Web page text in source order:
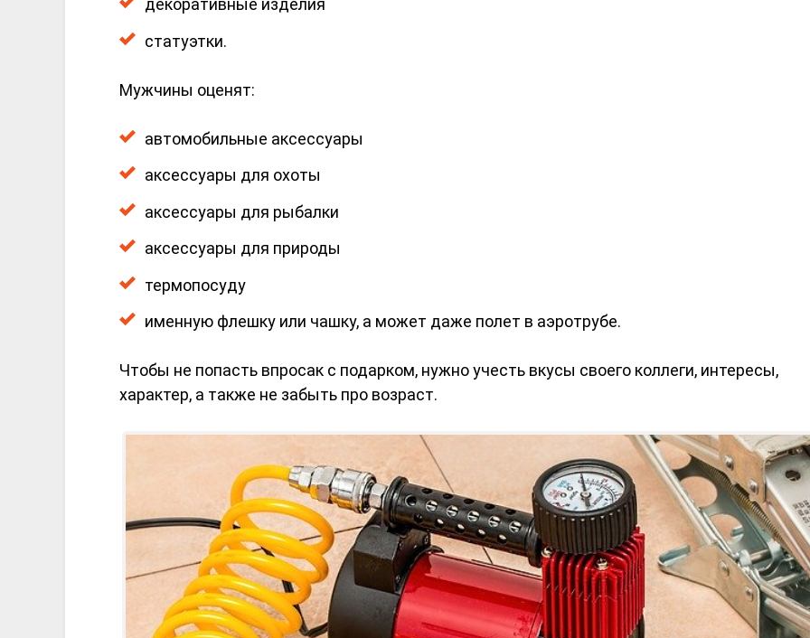
декоративные изделия
статуэтки.
Мужчины оценят:
автомобильные аксессуары
аксессуары для охоты
аксессуары для рыбалки
аксессуары для природы
термопосуду
именную флешку или чашку, а может даже полет в аэротрубе.
Чтобы не попасть впросак с подарком, нужно учесть вкусы своего коллеги, интересы,
характер, а также не забыть про возраст.